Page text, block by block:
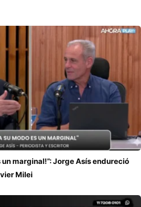
un marginal!”: Jorge Asís endureció
Milei